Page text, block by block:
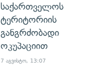
საქართველოს
ტერიტორიის
განგრძობადი
ოკუპაციით
7 აგვისტო, 13:07